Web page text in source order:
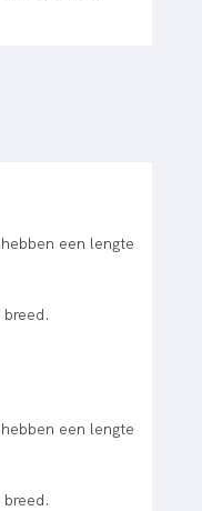
een lengte
een lengte